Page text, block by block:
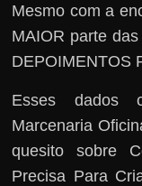
Mesmo com a
MAIOR parte
DEPOIMENTOS
Esses dados
Marcenaria
quesito sobre
Precisa Para